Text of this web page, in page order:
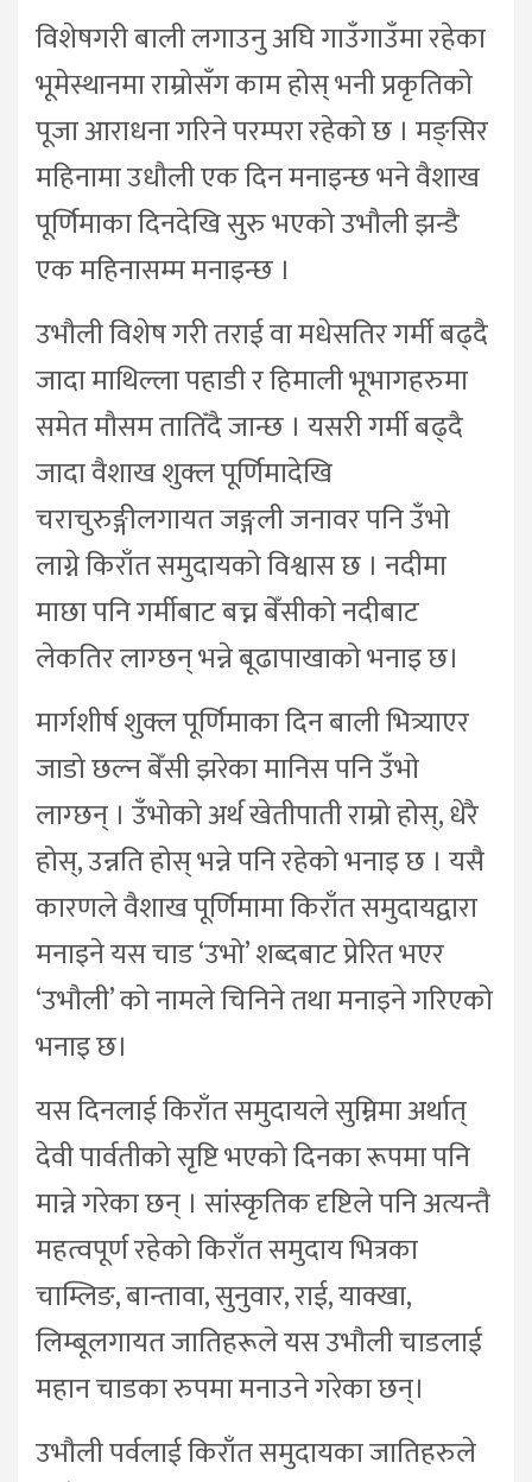
विशेषगरी बाली लगाउनु अघि गाउँगाउँमा रहेका
भूमेस्थानमा राम्रोसँग काम होस् भनी प्रकृतिको
पूजा आराधना गरिने परम्परा रहेको छ । मङ्सिर
महिनामा उधौली एक दिन मनाइन्छ भने वैशाख
पूर्णिमाका दिनदेखि सुरु भएको उभौली झन्डै
एक महिनासम्म मनाइन्छ ।
उभौली विशेष गरी तराई वा मधेसतिर गर्मी बढ्दै
जादा माथिल्ला पहाडी र हिमाली भूभागहरुमा
समेत मौसम तातिँदै जान्छ । यसरी गर्मी बढ्दै
जादा वैशाख शुक्ल पूर्णिमादेखि
चराचुरुङ्गीलगायत जङ्गली जनावर पनि उँभो
लाग्ने किराँत समुदायको विश्वास छ । नदीमा
माछा पनि गर्मीबाट बच्न बेँसीको नदीबाट
लेकतिर लाग्छन् भन्ने बूढापाखाको भनाइ छ।
मार्गशीर्ष शुक्ल पूर्णिमाका दिन बाली भित्र्याएर
जाडो छल्न बेँसी झरेका मानिस पनि उँभो
लाग्छन् । उँभोको अर्थ खेतीपाती राम्रो होस्, धेरै
होस्, उन्नति होस् भन्ने पनि रहेको भनाइ छ । यसै
कारणले वैशाख पूर्णिमामा किराँत समुदायद्वारा
मनाइने यस चाड ‘उभो’ शब्दबाट प्रेरित भएर
‘उभौली’ को नामले चिनिने तथा मनाइने गरिएको
भनाइ छ।
यस दिनलाई किराँत समुदायले सुम्निमा अर्थात्
देवी पार्वतीको सृष्टि भएको दिनका रूपमा पनि
मान्ने गरेका छन् । सांस्कृतिक दृष्टिले पनि अत्यन्तै
महत्वपूर्ण रहेको किराँत समुदाय भित्रका
चाम्लिङ, बान्तावा, सुनुवार, राई, याक्खा,
लिम्बूलगायत जातिहरूले यस उभौली चाडलाई
महान चाडका रुपमा मनाउने गरेका छन्।
उभौली पर्वलाई किराँत समुदायका जातिहरुले